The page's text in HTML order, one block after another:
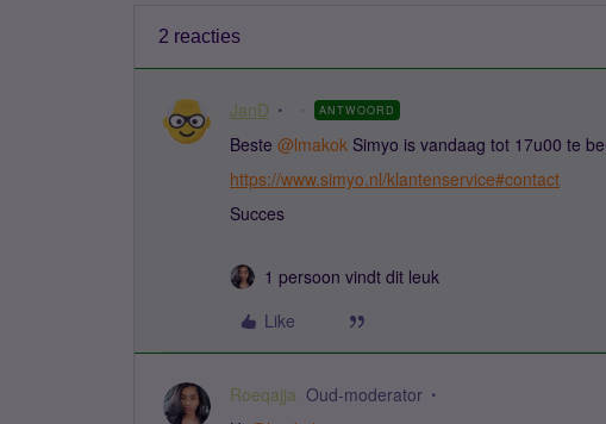
2 reacties
JanD ANTWOORD
Beste ​ @lmakok Simyo is vandaag tot 17u00 te
https://www.simyo.nl/klantenservice#contact
Succes
1 persoon vindt dit leuk
Like
Roeqajja Oud-moderator